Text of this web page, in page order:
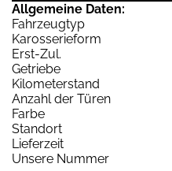
Allgemeine Daten:
Fahrzeugtyp
Karosserieform
Erst-Zul.
Getriebe
Kilometerstand
Anzahl der Türen
Farbe
Standort
Lieferzeit
Unsere Nummer